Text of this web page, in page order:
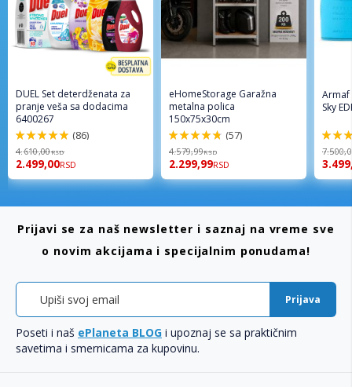
DUEL Set deterdženata za
pranje veša sa dodacima
6400267
98%
(86)
4.610,00RSD
2.499,00RSD
eHomeStorage Garažna
metalna polica
150x75x30cm
96%
(57)
4.579,99RSD
2.299,99RSD
Armaf
Sky
94%
Prijavi se za naš newsletter i saznaj na vreme sve
o novim akcijama i specijalnim ponudama!
Prijava
Poseti i naš ePlaneta BLOG i upoznaj se sa praktičnim
savetima i smernicama za kupovinu.